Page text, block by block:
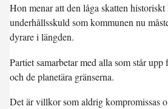
Hon menar att den låga skatten historiskt
underhållsskuld som kommunen nu
dyrare i längden.
Partiet samarbetar med alla som står
och de planetära gränserna.
Det är villkor som aldrig kompromissas